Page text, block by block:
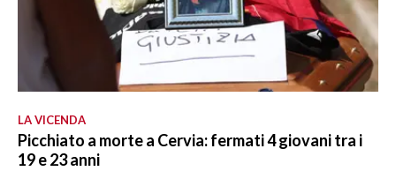
LA VICENDA
Picchiato a morte a Cervia: fermati 4 giovani tra i
19 e 23 anni